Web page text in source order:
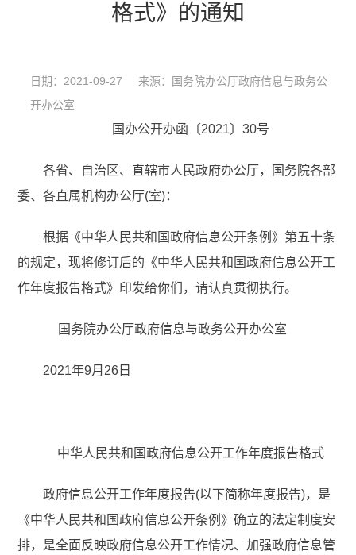
格式》的通知
日期：2021-09-27 来源：国务院办公厅政府信息与政务公
开办公室
国办公开办函〔2021〕30号
各省、自治区、直辖市人民政府办公厅，国务院各部
委、各直属机构办公厅(室)：
根据《中华人民共和国政府信息公开条例》第五十条
的规定，现将修订后的《中华人民共和国政府信息公开工
作年度报告格式》印发给你们，请认真贯彻执行。
国务院办公厅政府信息与政务公开办公室
2021年9月26日
中华人民共和国政府信息公开工作年度报告格式
政府信息公开工作年度报告(以下简称年度报告)，是
《中华人民共和国政府信息公开条例》确立的法定制度安
排，是全面反映政府信息公开工作情况、加强政府信息管